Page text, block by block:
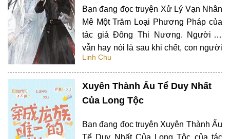
Bạn đang đọc truyện Xử Lý Vạn Nhân
Mê Một Trăm Loại Phương Pháp của
tác giả Đông Thi Nương. Người ta
vẫn hay nói là sau khi chết, con người
sẽ thường nhớ về cố sự. Thân Giác
đứng trước kính tiền kiếp, nhịn không
được khẽ cười một tiếng. Không nghĩ
đến những…
Linh Chu
Xuyên Thành Ấu Tể Duy Nhất
Của Long Tộc
Bạn đang đọc truyện Xuyên Thành Ấu
Tể Duy Nhất Của Long Tộc của tác